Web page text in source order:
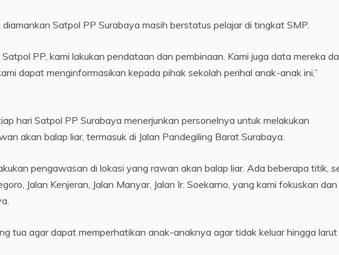
Satpol PP Surabaya masih berstatus pelajar di tingkat SMP.
PP, kami lakukan pendataan dan pembinaan. Kami juga data mereka
dapat menginformasikan kepada pihak sekolah perihal anak-anak ini,”
hari Satpol PP Surabaya menerjunkan personelnya untuk melakukan
akan balap liar, termasuk di Jalan Pandegiling Barat Surabaya.
pengawasan di lokasi yang rawan akan balap liar. Ada beberapa titik,
Jalan Kenjeran, Jalan Manyar, Jalan Ir. Soekarno, yang kami fokuskan
tua agar dapat memperhatikan anak-anaknya agar tidak keluar hingga larut